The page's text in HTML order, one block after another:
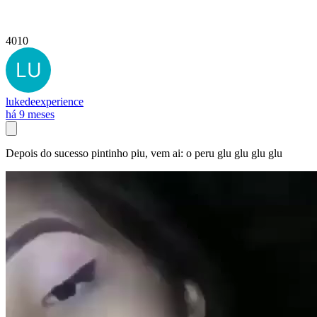
4010
lukedeexperience
há 9 meses
Depois do sucesso pintinho piu, vem ai: o peru glu glu glu glu